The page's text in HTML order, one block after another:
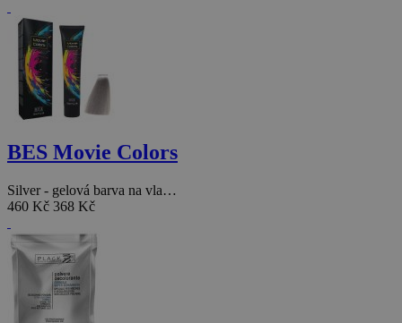
BES Movie Colors
Silver - gelová barva na vla…
460 Kč 368 Kč